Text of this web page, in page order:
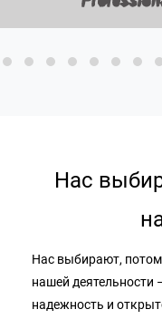
Нас
Нас выбирают,
нашей деятельности
надежность и